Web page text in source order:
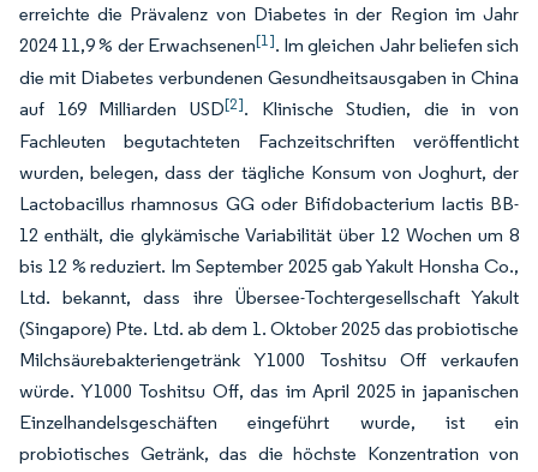
erreichte die Prävalenz von Diabetes in der Region im Jahr
2024 11,9 % der Erwachsenen[1]. Im gleichen Jahr beliefen sich
die mit Diabetes verbundenen Gesundheitsausgaben in China
auf 169 Milliarden USD[2]. Klinische Studien, die in von
Fachleuten begutachteten Fachzeitschriften veröffentlicht
wurden, belegen, dass der tägliche Konsum von Joghurt, der
Lactobacillus rhamnosus GG oder Bifidobacterium lactis BB-
12 enthält, die glykämische Variabilität über 12 Wochen um 8
bis 12 % reduziert. Im September 2025 gab Yakult Honsha Co.,
Ltd. bekannt, dass ihre Übersee-Tochtergesellschaft Yakult
(Singapore) Pte. Ltd. ab dem 1. Oktober 2025 das probiotische
Milchsäurebakteriengetränk Y1000 Toshitsu Off verkaufen
würde. Y1000 Toshitsu Off, das im April 2025 in japanischen
Einzelhandelsgeschäften eingeführt wurde, ist ein
probiotisches Getränk, das die höchste Konzentration von